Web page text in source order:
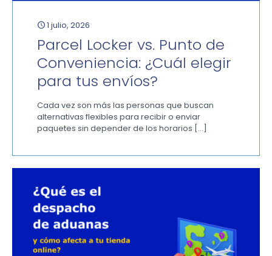
1 julio, 2026
Parcel Locker vs. Punto de
Conveniencia: ¿Cuál elegir
para tus envíos?
Cada vez son más las personas que buscan
alternativas flexibles para recibir o enviar
paquetes sin depender de los horarios […]